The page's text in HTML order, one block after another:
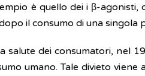
è quello dei i β-
il consumo di una
salute dei consumatori, nel
umano. Tale divieto